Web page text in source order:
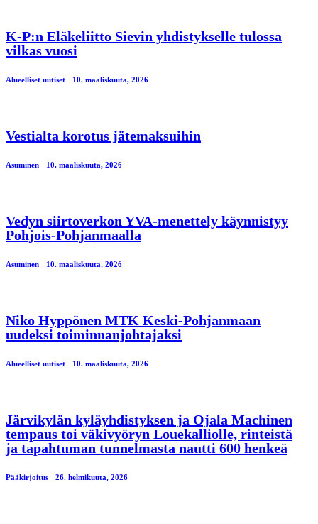
K-P:n Eläkeliitto Sievin yhdistykselle tulossa
vilkas vuosi
Alueelliset uutiset 10. maaliskuuta, 2026
Vestialta korotus jätemaksuihin
Asuminen 10. maaliskuuta, 2026
Vedyn siirtoverkon YVA-menettely käynnistyy
Pohjois-Pohjanmaalla
Asuminen 10. maaliskuuta, 2026
Niko Hyppönen MTK Keski-Pohjanmaan
uudeksi toiminnanjohtajaksi
Alueelliset uutiset 10. maaliskuuta, 2026
Järvikylän kyläyhdistyksen ja Ojala Machinen
tempaus toi väkivyöryn Louekalliolle, rinteistä
ja tapahtuman tunnelmasta nautti 600 henkeä
Pääkirjoitus 26. helmikuuta, 2026